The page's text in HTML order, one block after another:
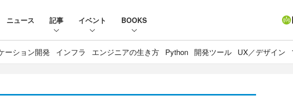
ニュース 記事 イベント BOOKS
ーション開発 インフラ エンジニアの生き方 Python 開発ツール UX／デザイン